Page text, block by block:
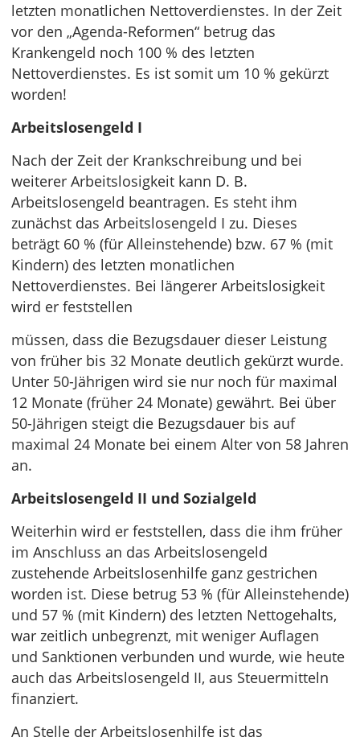
letzten monatlichen Nettoverdienstes. In der Zeit
vor den „Agenda-Reformen“ betrug das
Krankengeld noch 100 % des letzten
Nettoverdienstes. Es ist somit um 10 % gekürzt
worden!
Arbeitslosengeld I
Nach der Zeit der Krankschreibung und bei
weiterer Arbeitslosigkeit kann D. B.
Arbeitslosengeld beantragen. Es steht ihm
zunächst das Arbeitslosengeld I zu. Dieses
beträgt 60 % (für Alleinstehende) bzw. 67 % (mit
Kindern) des letzten monatlichen
Nettoverdienstes. Bei längerer Arbeitslosigkeit
wird er feststellen
müssen, dass die Bezugsdauer dieser Leistung
von früher bis 32 Monate deutlich gekürzt wurde.
Unter 50-Jährigen wird sie nur noch für maximal
12 Monate (früher 24 Monate) gewährt. Bei über
50-Jährigen steigt die Bezugsdauer bis auf
maximal 24 Monate bei einem Alter von 58 Jahren
an.
Arbeitslosengeld II und Sozialgeld
Weiterhin wird er feststellen, dass die ihm früher
im Anschluss an das Arbeitslosengeld
zustehende Arbeitslosenhilfe ganz gestrichen
worden ist. Diese betrug 53 % (für Alleinstehende)
und 57 % (mit Kindern) des letzten Nettogehalts,
war zeitlich unbegrenzt, mit weniger Auflagen
und Sanktionen verbunden und wurde, wie heute
auch das Arbeitslosengeld II, aus Steuermitteln
finanziert.
An Stelle der Arbeitslosenhilfe ist das